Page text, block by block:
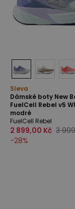
Sleva
Dámské boty New
FuelCell Rebel v5
modré
FuelCell Rebel
2 899,00 Kč 3
-28%